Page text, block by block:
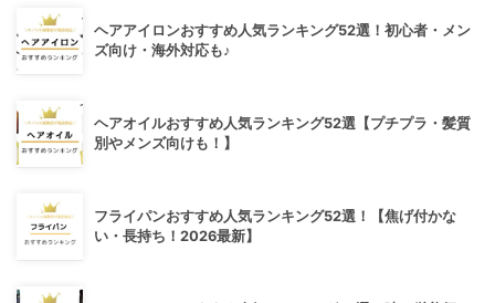
ヘアアイロンおすすめ人気ランキング52選！初心者・メン
ズ向け・海外対応も♪
ヘアオイルおすすめ人気ランキング52選【プチプラ・髪質
別やメンズ向けも！】
フライパンおすすめ人気ランキング52選！【焦げ付かな
い・長持ち！2026最新】